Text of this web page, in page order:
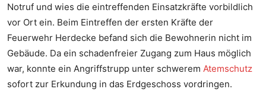
Notruf und wies die eintreffenden Einsatzkräfte vorbildlich
vor Ort ein. Beim Eintreffen der ersten Kräfte der
Feuerwehr Herdecke befand sich die Bewohnerin nicht im
Gebäude. Da ein schadenfreier Zugang zum Haus möglich
war, konnte ein Angriffstrupp unter schwerem Atemschutz
sofort zur Erkundung in das Erdgeschoss vordringen.